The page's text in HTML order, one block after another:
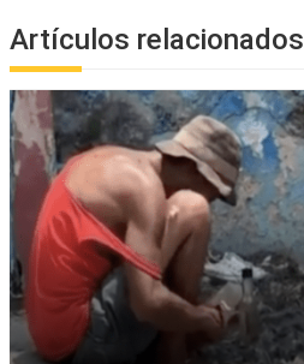
Artículos relacionados